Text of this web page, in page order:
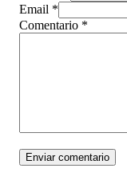
Email *
Comentario *